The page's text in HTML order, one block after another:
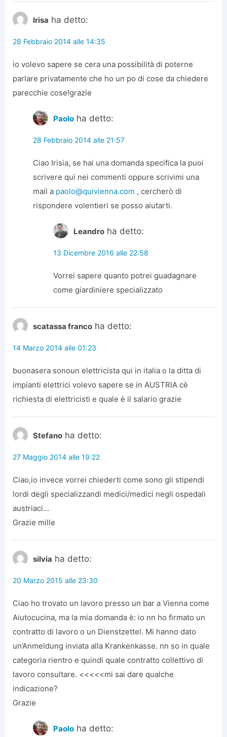
Irisa ha detto:
28 Febbraio 2014 alle 14:35
io volevo sapere se cera una possibilità di poterne
parlare privatamente che ho un po di cose da chiedere
parecchie cose!grazie
Paolo ha detto:
28 Febbraio 2014 alle 21:57
Ciao Irisia, se hai una domanda specifica la puoi
scrivere qui nei commenti oppure scrivimi una
mail a paolo@quivienna.com , cercherò di
rispondere volentieri se posso aiutarti.
Leandro ha detto:
13 Dicembre 2016 alle 22:58
Vorrei sapere quanto potrei guadagnare
come giardiniere specializzato
scatassa franco ha detto:
14 Marzo 2014 alle 01:23
buonasera sonoun elettricista qui in italia o la ditta di
impianti elettrici volevo sapere se in AUSTRIA cè
richiesta di elettricisti e quale è il salario grazie
Stefano ha detto:
27 Maggio 2014 alle 19:22
Ciao,io invece vorrei chiederti come sono gli stipendi
lordi degli specializzandi medici/medici negli ospedali
austriaci…
Grazie mille
silvia ha detto:
20 Marzo 2015 alle 23:30
Ciao ho trovato un lavoro presso un bar a Vienna come
Aiutocucina, ma la mia domanda è: io nn ho firmato un
contratto di lavoro o un Dienstzettel. Mi hanno dato
un’Anmeldung inviata alla Krankenkasse. nn so in quale
categoria rientro e quindi quale contratto collettivo di
lavoro consultare. <<<<<mi sai dare qualche
indicazione?
Grazie
Paolo ha detto: